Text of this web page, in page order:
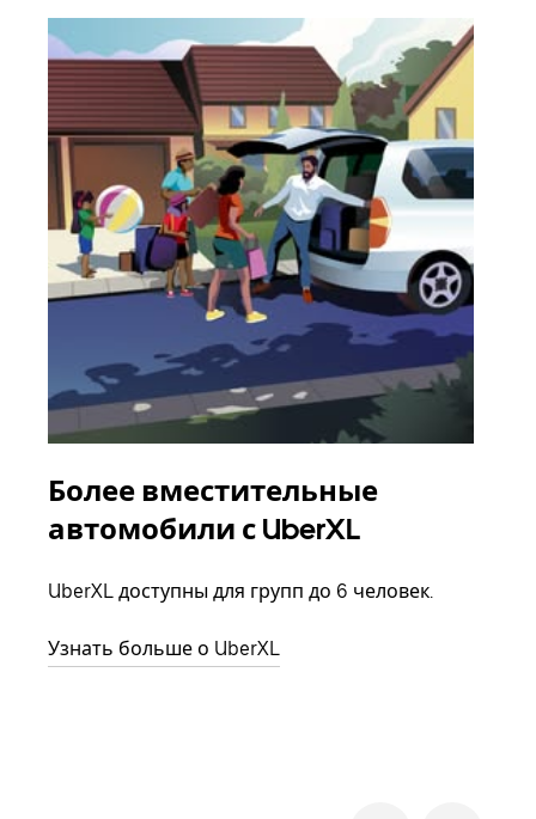
Более вместительные
автомобили с UberXL
UberXL доступны для групп до 6 человек.
Узнать больше о UberXL